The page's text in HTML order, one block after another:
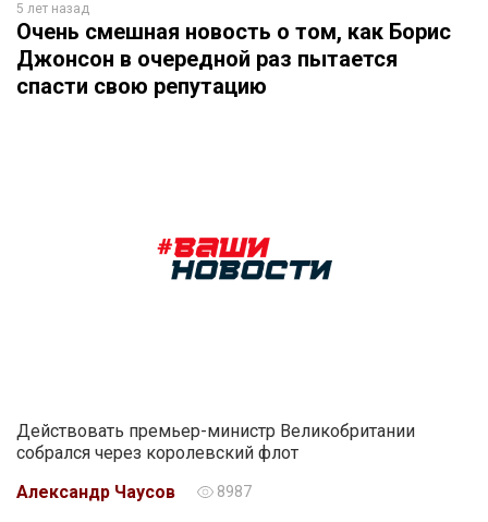
5 лет назад
Очень смешная новость о том, как Борис
Джонсон в очередной раз пытается
спасти свою репутацию
Действовать премьер-министр Великобритании
собрался через королевский флот
Александр Чаусов
8987